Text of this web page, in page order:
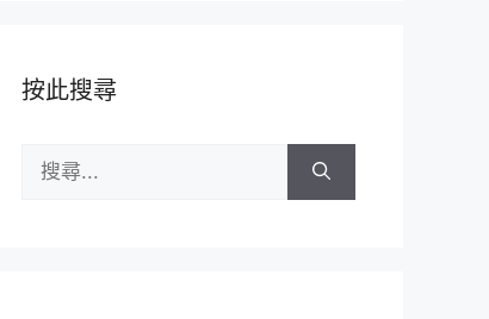
按此搜尋
尋: